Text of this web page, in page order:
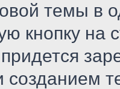
темы в
кнопку
созданием